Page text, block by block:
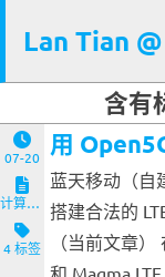
Lan Tian
含有
07-20
计算机与客户端
4 标签
用
蓝天移动（自
搭建合法的
（当前文章
和 Magma